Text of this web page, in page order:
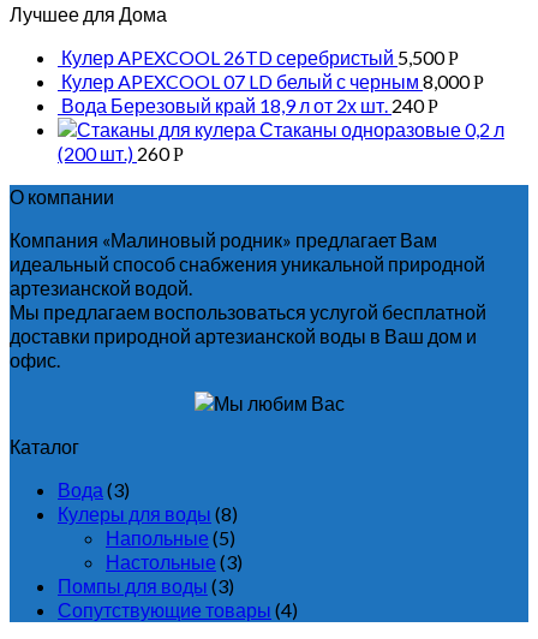
Лучшее для Дома
Кулер APEXCOOL 26TD серебристый 5,500Р
Кулер APEXCOOL 07 LD белый с черным 8,000Р
Вода Березовый край 18,9 л от 2х шт. 240Р
Стаканы одноразовые 0,2 л
(200 шт.) 260Р
О компании
Компания «Малиновый родник» предлагает Вам
идеальный способ снабжения уникальной природной
артезианской водой.
Мы предлагаем воспользоваться услугой бесплатной
доставки природной артезианской воды в Ваш дом и
офис.
Каталог
Вода (3)
Кулеры для воды (8)
Напольные (5)
Настольные (3)
Помпы для воды (3)
Сопутствующие товары (4)